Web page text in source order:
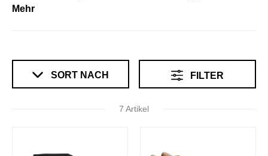
Mehr
SORT NACH FILTER
7 Artikel